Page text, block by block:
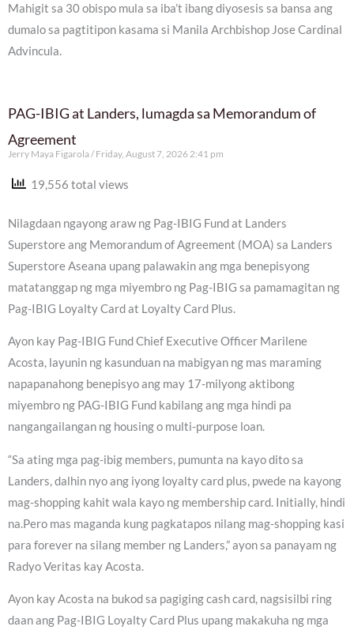
Mahigit sa 30 obispo mula sa iba’t ibang diyosesis sa bansa ang
dumalo sa pagtitipon kasama si Manila Archbishop Jose Cardinal
Advincula.
PAG-IBIG at Landers, lumagda sa Memorandum of
Agreement
Jerry Maya Figarola Friday, August 7, 2026 2:41 pm
19,556 total views
Nilagdaan ngayong araw ng Pag-IBIG Fund at Landers
Superstore ang Memorandum of Agreement (MOA) sa Landers
Superstore Aseana upang palawakin ang mga benepisyong
matatanggap ng mga miyembro ng Pag-IBIG sa pamamagitan ng
Pag-IBIG Loyalty Card at Loyalty Card Plus.
Ayon kay Pag-IBIG Fund Chief Executive Officer Marilene
Acosta, layunin ng kasunduan na mabigyan ng mas maraming
napapanahong benepisyo ang may 17-milyong aktibong
miyembro ng PAG-IBIG Fund kabilang ang mga hindi pa
nangangailangan ng housing o multi-purpose loan.
“Sa ating mga pag-ibig members, pumunta na kayo dito sa
Landers, dalhin nyo ang iyong loyalty card plus, pwede na kayong
mag-shopping kahit wala kayo ng membership card. Initially, hindi
na.Pero mas maganda kung pagkatapos nilang mag-shopping kasi
para forever na silang member ng Landers,” ayon sa panayam ng
Radyo Veritas kay Acosta.
Ayon kay Acosta na bukod sa pagiging cash card, nagsisilbi ring
daan ang Pag-IBIG Loyalty Card Plus upang makakuha ng mga